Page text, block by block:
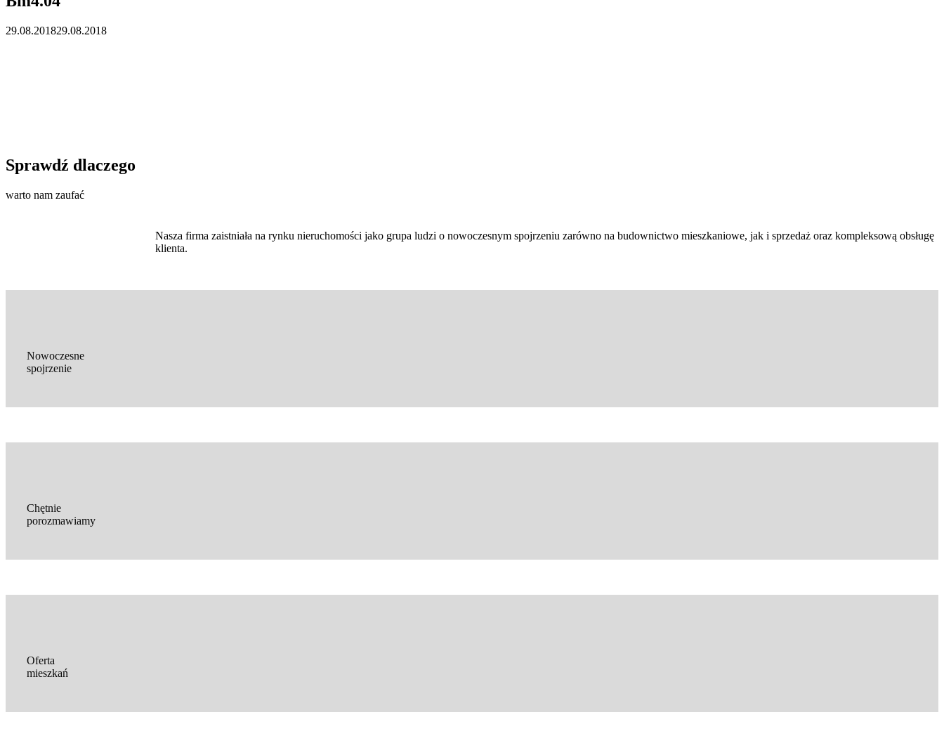
29.08.201829.08.2018
Sprawdź dlaczego
warto nam zaufać
Nasza firma zaistniała na rynku nieruchomości jako grupa ludzi o nowoczesnym spojrzeniu zarówno na budownictwo mieszkaniowe, jak i sprzedaż oraz kompleksową obsługę
klienta.
Nowoczesne
spojrzenie
Chętnie
porozmawiamy
Oferta
mieszkań